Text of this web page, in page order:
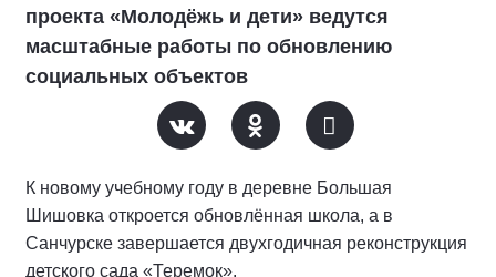
проекта «Молодёжь и дети» ведутся
масштабные работы по обновлению
социальных объектов
К новому учебному году в деревне Большая
Шишовка откроется обновлённая школа, а в
Санчурске завершается двухгодичная реконструкция
детского сада «Теремок».